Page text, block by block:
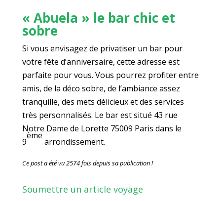
« Abuela » le bar chic et
sobre
Si vous envisagez de privatiser un bar pour
votre fête d’anniversaire, cette adresse est
parfaite pour vous. Vous pourrez profiter entre
amis, de la déco sobre, de l’ambiance assez
tranquille, des mets délicieux et des services
très personnalisés. Le bar est situé 43 rue
Notre Dame de Lorette 75009 Paris dans le
9
ème
arrondissement.
Ce post a été vu 2574 fois depuis sa publication !
Soumettre un article voyage